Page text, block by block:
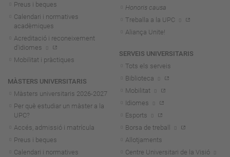
Preus i beques
Calendari i normatives
acadèmiques
Acreditació i reconeixement
d'idiomes
Mobilitat i pràctiques
MÀSTERS UNIVERSITARIS
Màsters universitaris 2026-2027
Per què estudiar un màster a la
UPC?
Accés, admissió i matrícula
Preus i beques
Calendari i normatives
Honoris causa
Treballa a la UPC
Aliança Unite!
SERVEIS UNIVERSITARIS
Tots els serveis
Biblioteca
Mobilitat
Idiomes
Esports
Borsa de treball
Allotjaments
Centre Universitari de la Visió